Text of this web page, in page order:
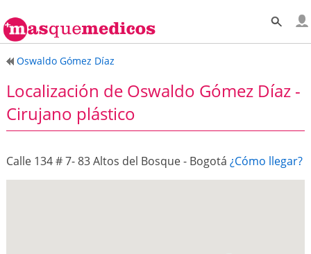
Oswaldo Gómez Díaz
Localización de Oswaldo Gómez Díaz -
Cirujano plástico
Calle 134 # 7- 83 Altos del Bosque - Bogotá ¿Cómo llegar?